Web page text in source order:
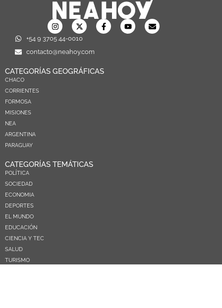
+54 9 3705 44-0010
contacto@neahoy.com
CATEGORÍAS GEOGRÁFICAS
CHACO
CORRIENTES
FORMOSA
MISIONES
NEA
ARGENTINA
PARAGUAY
CATEGORÍAS TEMÁTICAS
POLÍTICA
SOCIEDAD
ECONOMIA
DEPORTES
EL MUNDO
EDUCACIÓN
CIENCIA Y TEC
SALUD
TURISMO